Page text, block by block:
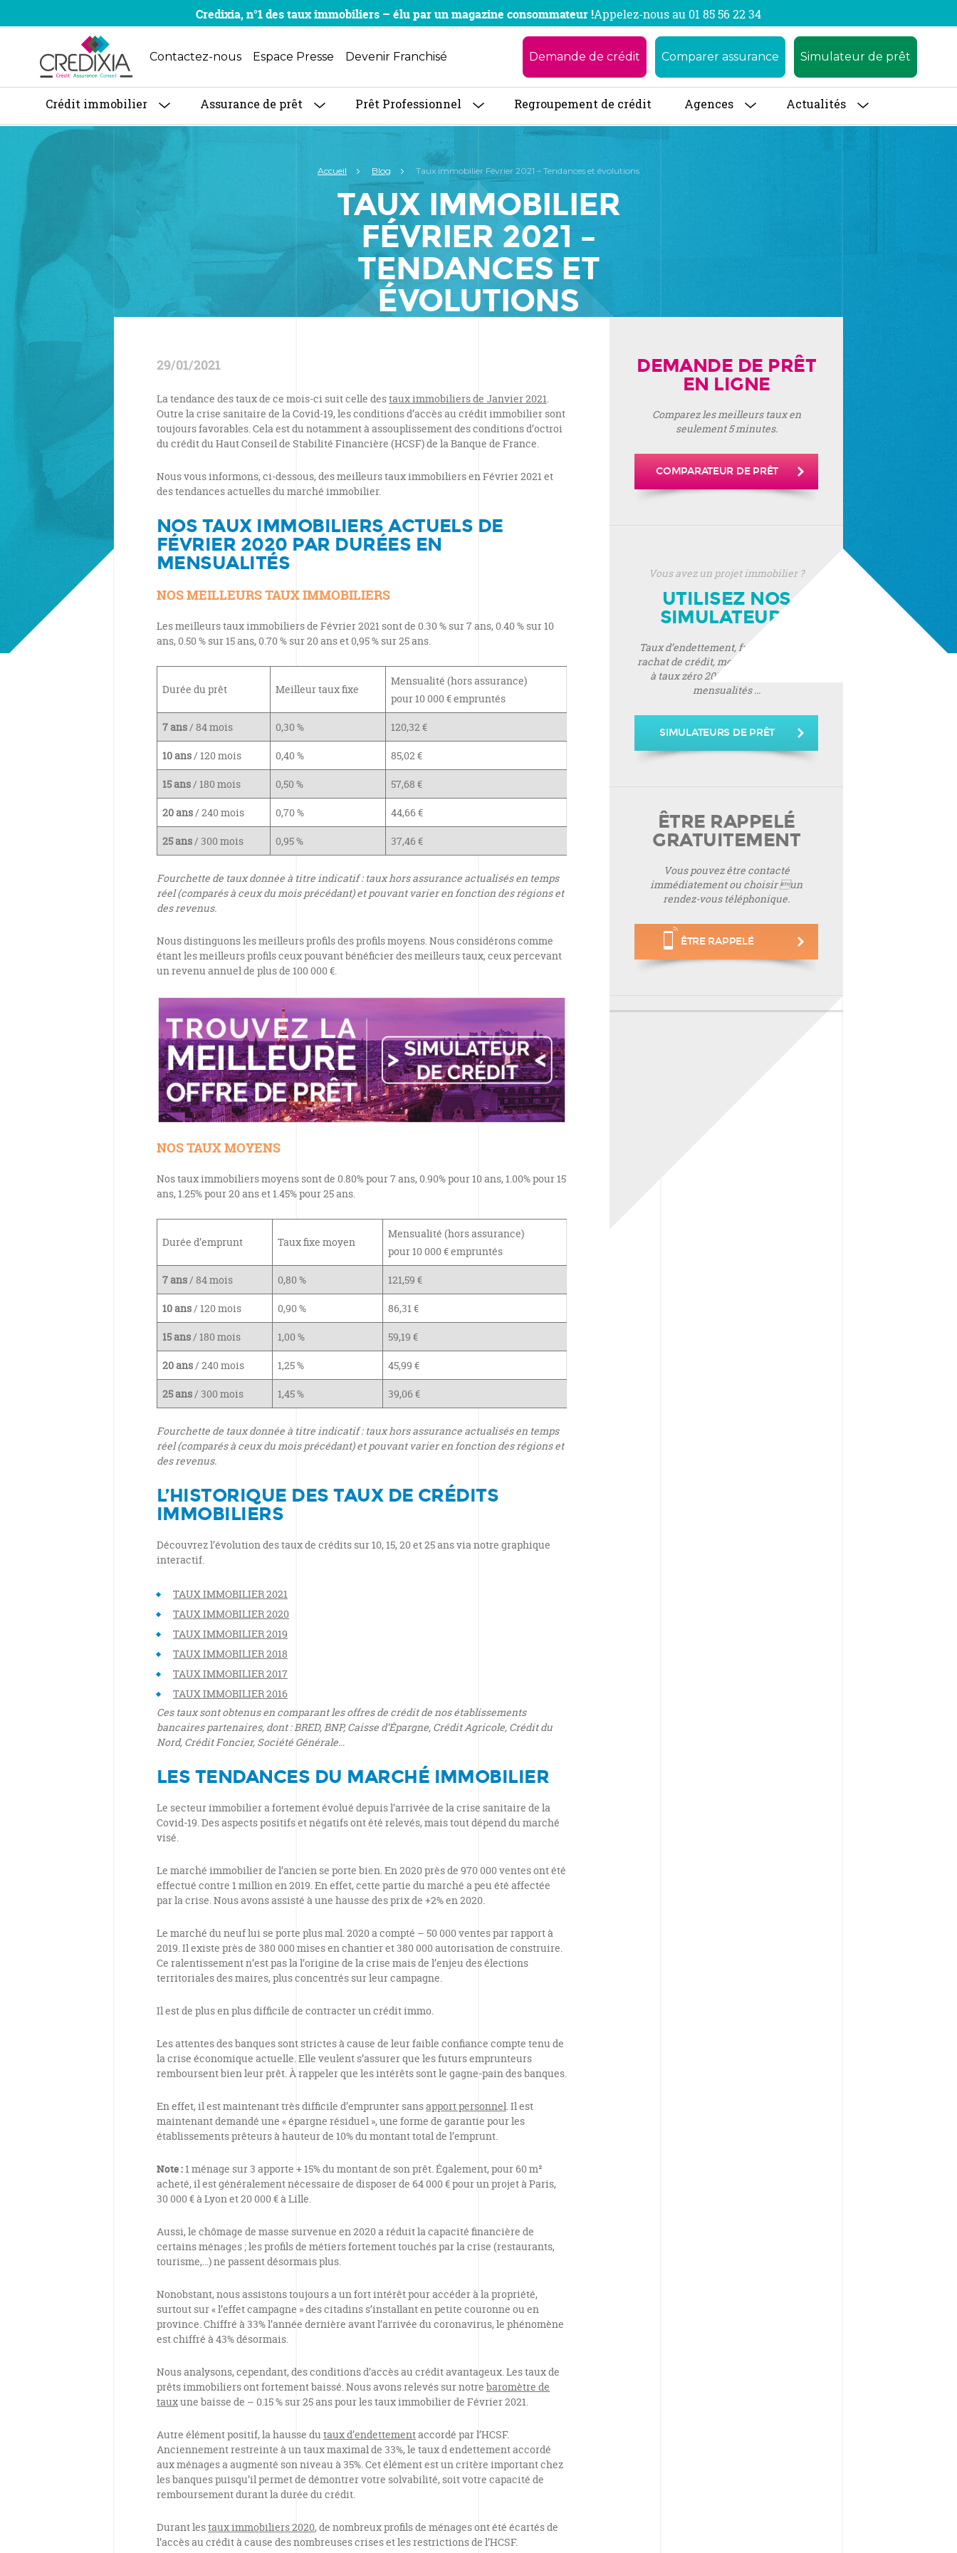
Credixia, n°1 des taux immobiliers – élu par un magazine consommateur !Appelez-nous au 01 85 56 22 34
Contactez-nous Espace Presse Devenir Franchisé Demande de crédit Comparer assurance Simulateur de prêt
Crédit immobilier Assurance de prêt Prêt Professionnel Regroupement de crédit Agences Actualités
Accueil Blog Taux immobilier Février 2021 – Tendances et évolutions
TAUX IMMOBILIER
FÉVRIER 2021 –
TENDANCES ET
ÉVOLUTIONS
29/01/2021
La tendance des taux de ce mois-ci suit celle destaux immobiliers de Janvier 2021.
Outre la crise sanitaire de la Covid-19, les conditions d’accès au crédit immobilier sont
toujours favorables. Cela est du notamment à assouplissement des conditions d’octroi
du crédit du Haut Conseil de Stabilité Financière (HCSF) de la Banque de France.
Nous vous informons, ci-dessous, des meilleurs taux immobiliers en Février 2021 et
des tendances actuelles du marché immobilier.
NOS TAUX IMMOBILIERS ACTUELS DE
FÉVRIER 2020 PAR DURÉES EN
MENSUALITÉS
NOS MEILLEURS TAUX IMMOBILIERS
Les meilleurs taux immobiliers de Février 2021 sont de 0.30 % sur 7 ans, 0.40 % sur 10
ans, 0.50 % sur 15 ans, 0.70 % sur 20 ans et 0,95 % sur 25 ans.
Durée du prêt Meilleur taux fixe
Mensualité (hors assurance)
pour 10 000 € empruntés
7 ans/ 84 mois 0,30 % 120,32 €
10 ans/ 120 mois 0,40 % 85,02 €
15 ans/ 180 mois 0,50 % 57,68 €
20 ans/ 240 mois 0,70 % 44,66 €
25 ans/ 300 mois 0,95 % 37,46 €
Fourchette de taux donnée à titre indicatif : taux hors assurance actualisés en temps
réel (comparés à ceux du mois précédant) et pouvant varier en fonction des régions et
des revenus.
Nous distinguons les meilleurs profils des profils moyens. Nous considérons comme
étant les meilleurs profils ceux pouvant bénéficier des meilleurs taux, ceux percevant
un revenu annuel de plus de 100 000 €.
NOS TAUX MOYENS
Nos taux immobiliers moyens sont de 0.80% pour 7 ans, 0.90% pour 10 ans, 1.00% pour 15
ans, 1.25% pour 20 ans et 1.45% pour 25 ans.
Durée d’emprunt Taux fixe moyen
Mensualité (hors assurance)
pour 10 000 € empruntés
7 ans/ 84 mois 0,80 % 121,59 €
10 ans/ 120 mois 0,90 % 86,31 €
15 ans/ 180 mois 1,00 % 59,19 €
20 ans/ 240 mois 1,25 % 45,99 €
25 ans/ 300 mois 1,45 % 39,06 €
Fourchette de taux donnée à titre indicatif : taux hors assurance actualisés en temps
réel (comparés à ceux du mois précédant) et pouvant varier en fonction des régions et
des revenus.
L’HISTORIQUE DES TAUX DE CRÉDITS
IMMOBILIERS
Découvrez l’évolution des taux de crédits sur 10, 15, 20 et 25 ans via notre graphique
interactif.
TAUX IMMOBILIER 2021
TAUX IMMOBILIER 2020
TAUX IMMOBILIER 2019
TAUX IMMOBILIER 2018
TAUX IMMOBILIER 2017
TAUX IMMOBILIER 2016
Ces taux sont obtenus en comparant les offres de crédit de nos établissements
bancaires partenaires, dont : BRED, BNP, Caisse d’Épargne, Crédit Agricole, Crédit du
Nord, Crédit Foncier, Société Générale…
LES TENDANCES DU MARCHÉ IMMOBILIER
Le secteur immobilier a fortement évolué depuis l’arrivée de la crise sanitaire de la
Covid-19. Des aspects positifs et négatifs ont été relevés, mais tout dépend du marché
visé.
Le marché immobilier de l’ancien se porte bien. En 2020 près de 970 000 ventes ont été
effectué contre 1 million en 2019. En effet, cette partie du marché a peu été affectée
par la crise. Nous avons assisté à une hausse des prix de +2% en 2020.
Le marché du neuf lui se porte plus mal. 2020 a compté – 50 000 ventes par rapport à
2019. Il existe près de 380 000 mises en chantier et 380 000 autorisation de construire.
Ce ralentissement n’est pas la l’origine de la crise mais de l’enjeu des élections
territoriales des maires, plus concentrés sur leur campagne.
Il est de plus en plus difficile de contracter un crédit immo.
Les attentes des banques sont strictes à cause de leur faible confiance compte tenu de
la crise économique actuelle. Elle veulent s’assurer que les futurs emprunteurs
remboursent bien leur prêt. À rappeler que les intérêts sont le gagne-pain des banques.
En effet, il est maintenant très difficile d’emprunter sansapport personnel. Il est
maintenant demandé une « épargne résiduel », une forme de garantie pour les
établissements prêteurs à hauteur de 10% du montant total de l’emprunt.
Note :1 ménage sur 3 apporte + 15% du montant de son prêt. Également, pour 60 m²
acheté, il est généralement nécessaire de disposer de 64 000 € pour un projet à Paris,
30 000 € à Lyon et 20 000 € à Lille.
Aussi, le chômage de masse survenue en 2020 a réduit la capacité financière de
certains ménages ; les profils de métiers fortement touchés par la crise (restaurants,
tourisme,…) ne passent désormais plus.
Nonobstant, nous assistons toujours a un fort intérêt pour accéder à la propriété,
surtout sur « l’effet campagne » des citadins s’installant en petite couronne ou en
province. Chiffré à 33% l’année dernière avant l’arrivée du coronavirus, le phénomène
est chiffré à 43% désormais.
Nous analysons, cependant, des conditions d’accès au crédit avantageux. Les taux de
prêts immobiliers ont fortement baissé. Nous avons relevés sur notre baromètre de
tauxune baisse de – 0.15 % sur 25 ans pour les taux immobilier de Février 2021.
Autre élément positif, la hausse du taux d’endettementaccordé par l’HCSF.
Anciennement restreinte à un taux maximal de 33%, le taux d endettement accordé
aux ménages a augmenté son niveau à 35%. Cet élément est un critère important chez
les banques puisqu’il permet de démontrer votre solvabilité, soit votre capacité de
remboursement durant la durée du crédit.
Durant lestaux immobiliers 2020, de nombreux profils de ménages ont été écartés de
l’accès au crédit à cause des nombreuses crises et les restrictions de l’HCSF.
DEMANDE DE PRÊT
EN LIGNE
Comparez les meilleurs taux en
seulement 5 minutes.
COMPARATEUR DE PRÊT
Vous avez un projet immobilier ?
UTILISEZ NOS
SIMULATEURS
Taux d’endettement, frais de notaire,
rachat de crédit, montant de prêt, prêt
à taux zéro 2019, montant de vos
mensualités ...
SIMULATEURS DE PRÊT
ÊTRE RAPPELÉ
GRATUITEMENT
Vous pouvez être contacté
immédiatement ou choisir un
rendez-vous téléphonique.
ÊTRE RAPPELÉ